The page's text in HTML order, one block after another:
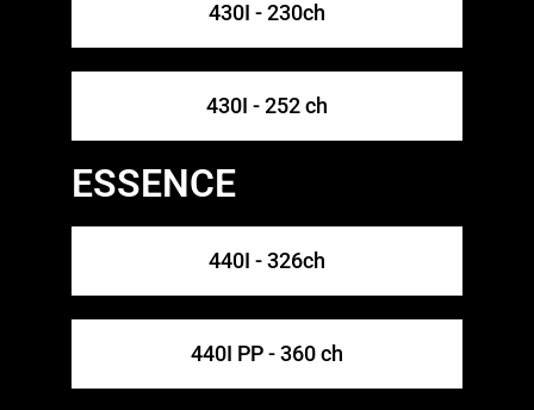
430I - 230ch​
430I - 252 ch
ESSENCE
440I - 326ch​
440I PP - 360 ch